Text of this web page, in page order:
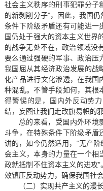
社会主义秩序的刑事犯罪分子
的新剥削分子”，因此，我国
条件下阶级矛盾还有可能进一
国仍处于强大的资本主义世界
的战争无处不在，政治领域没
要么通过强硬的军事、政治压
我国屈从其经济政治发展的战
化产品进行文化渗透，在我国
种混乱。不管手段如何，其根
得警惕的是，国内外反动势
结，妄图让我们走改旗易帜的
总的来看，受国内外环境
斗争，在特殊条件下阶级矛盾
讲的，如今仍然适用，“无产
会主义，本身的力量在一个相
政就抵制不住资本主义的进攻
效镇压反动势力，确保我国社
（二）实现共产主义的漫